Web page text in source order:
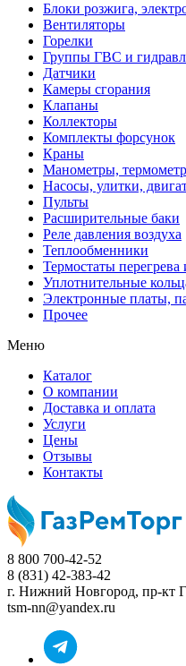
Блоки розжига,
Вентиляторы
Горелки
Группы ГВС и
Датчики
Камеры сгорания
Клапаны
Коллекторы
Комплекты форсунок
Краны
Манометры,
Насосы, улитки,
Пульты
Расширительные баки
Реле давления воздуха
Теплообменники
Термостаты перегрева
Уплотнительные
Электронные платы,
Прочее
Меню
Каталог
О компании
Доставка и оплата
Услуги
Цены
Отзывы
Контакты
8 800 700-42-52
8 (831) 42-383-42
г. Нижний Новгород, пр-кт
tsm-nn@yandex.ru